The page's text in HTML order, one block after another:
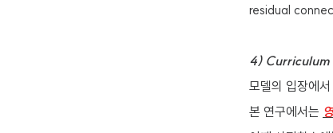
residual
4)
모델의 입장에
본 연구에서는